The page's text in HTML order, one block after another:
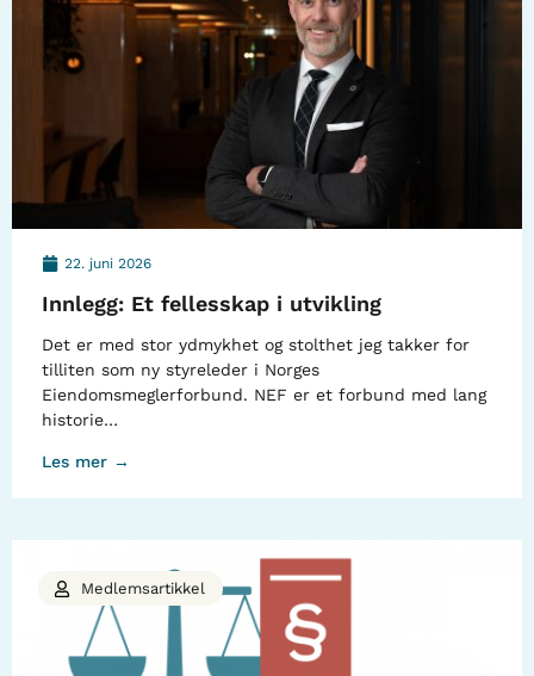
22. juni 2026
Innlegg: Et fellesskap i utvikling
Det er med stor ydmykhet og stolthet jeg takker for
tilliten som ny styreleder i Norges
Eiendomsmeglerforbund. NEF er et forbund med lang
historie…
Les mer →
Medlemsartikkel